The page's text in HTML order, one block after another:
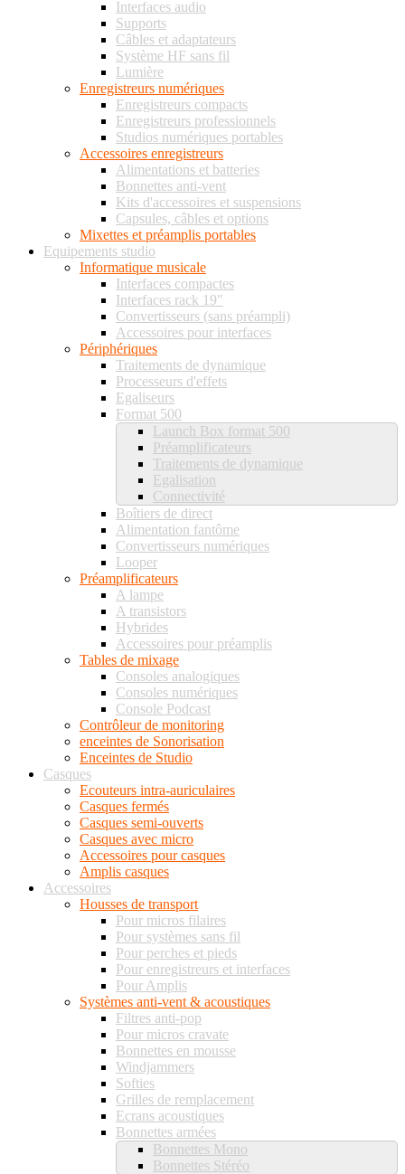
Interfaces audio
Supports
Câbles et adaptateurs
Système HF sans fil
Lumière
Enregistreurs numériques
Enregistreurs compacts
Enregistreurs professionnels
Studios numériques portables
Accessoires enregistreurs
Alimentations et batteries
Bonnettes anti-vent
Kits d'accessoires et suspensions
Capsules, câbles et options
Mixettes et préamplis portables
Equipements studio
Informatique musicale
Interfaces compactes
Interfaces rack 19"
Convertisseurs (sans préampli)
Accessoires pour interfaces
Périphériques
Traitements de dynamique
Processeurs d'effets
Egaliseurs
Format 500
Launch Box format 500
Préamplificateurs
Traitements de dynamique
Egalisation
Connectivité
Boîtiers de direct
Alimentation fantôme
Convertisseurs numériques
Looper
Préamplificateurs
A lampe
A transistors
Hybrides
Accessoires pour préamplis
Tables de mixage
Consoles analogiques
Consoles numériques
Console Podcast
Contrôleur de monitoring
enceintes de Sonorisation
Enceintes de Studio
Casques
Ecouteurs intra-auriculaires
Casques fermés
Casques semi-ouverts
Casques avec micro
Accessoires pour casques
Amplis casques
Accessoires
Housses de transport
Pour micros filaires
Pour systèmes sans fil
Pour perches et pieds
Pour enregistreurs et interfaces
Pour Amplis
Systèmes anti-vent & acoustiques
Filtres anti-pop
Pour micros cravate
Bonnettes en mousse
Windjammers
Softies
Grilles de remplacement
Ecrans acoustiques
Bonnettes armées
Bonnettes Mono
Bonnettes Stéréo